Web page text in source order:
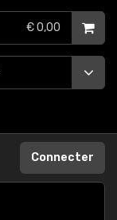
€ 0,00
Connecter